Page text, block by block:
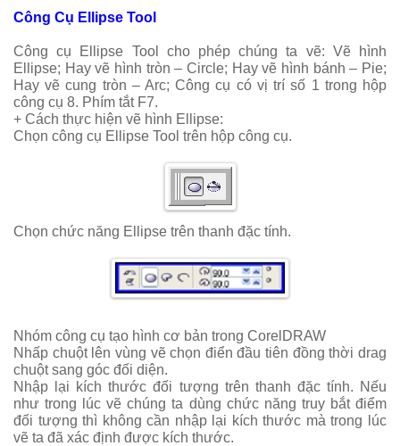
Công Cụ Ellipse Tool
Công cụ Ellipse Tool cho phép chúng ta vẽ: Vẽ hình
Ellipse; Hay vẽ hình tròn – Circle; Hay vẽ hình bánh – Pie;
Hay vẽ cung tròn – Arc; Công cụ có vị trí số 1 trong hộp
công cụ 8. Phím tắt F7.
+ Cách thực hiện vẽ hình Ellipse:
Chọn công cụ Ellipse Tool trên hộp công cụ.
Chọn chức năng Ellipse trên thanh đặc tính.
Nhóm công cụ tạo hình cơ bản trong CorelDRAW
Nhấp chuột lên vùng vẽ chọn điển đầu tiên đồng thời drag
chuột sang góc đối diện.
Nhập lại kích thước đối tượng trên thanh đặc tính. Nếu
như trong lúc vẽ chúng ta dùng chức năng truy bắt điểm
đối tượng thì không cần nhập lại kích thước mà trong lúc
vẽ ta đã xác định được kích thước.